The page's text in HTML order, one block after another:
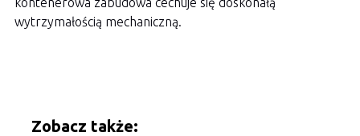
wytrzymałością mechaniczną.
Zobacz także: